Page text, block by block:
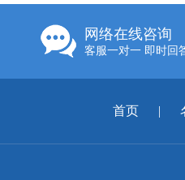
网络在线咨询
客服一对一 即时回
首页 |